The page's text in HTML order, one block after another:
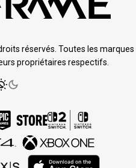
réservés. Toutes les marques
propriétaires respectifs.